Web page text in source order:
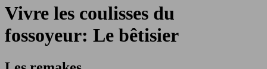
Vivre les coulisses du
fossoyeur: Le bêtisier